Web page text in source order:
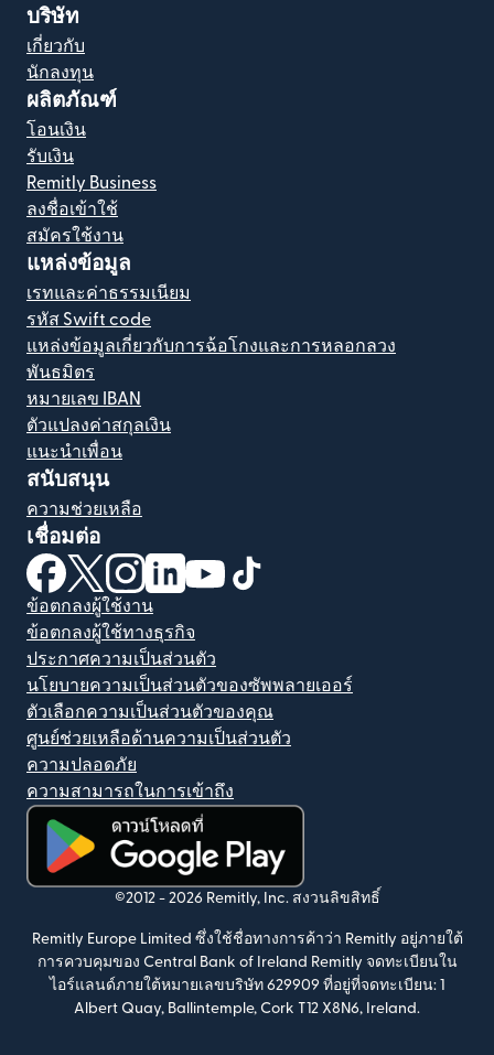
บริษัท
เกี่ยวกับ
นักลงทุน
ผลิตภัณฑ์
โอนเงิน
รับเงิน
Remitly Business
ลงชื่อเข้าใช้
สมัครใช้งาน
แหล่งข้อมูล
เรทและค่าธรรมเนียม
รหัส Swift code
แหล่งข้อมูลเกี่ยวกับการฉ้อโกงและการหลอกลวง
พันธมิตร
หมายเลข IBAN
ตัวแปลงค่าสกุลเงิน
แนะนำเพื่อน
สนับสนุน
ความช่วยเหลือ
เชื่อมต่อ
(เปิดในหน้าต่างใหม่)
(เปิดในหน้าต่างใหม่)
(เปิดในหน้าต่างใหม่)
(เปิดในหน้าต่างใหม่)
(เปิดในหน้าต่างใหม่)
ข้อตกลงผู้ใช้งาน
ข้อตกลงผู้ใช้ทางธุรกิจ
ประกาศความเป็นส่วนตัว
นโยบายความเป็นส่วนตัวของซัพพลายเออร์
ตัวเลือกความเป็นส่วนตัวของคุณ
ศูนย์ช่วยเหลือด้านความเป็นส่วนตัว
ความปลอดภัย
ความสามารถในการเข้าถึง
(เปิดในหน้าต่างใหม่)
©2012 - 2026 Remitly, Inc. สงวนลิขสิทธิ์
Remitly Europe Limited ซึ่งใช้ชื่อทางการค้าว่า Remitly อยู่ภายใต้
การควบคุมของ Central Bank of Ireland Remitly จดทะเบียนใน
ไอร์แลนด์ภายใต้หมายเลขบริษัท 629909 ที่อยู่ที่จดทะเบียน: 1
Albert Quay, Ballintemple, Cork T12 X8N6, Ireland.